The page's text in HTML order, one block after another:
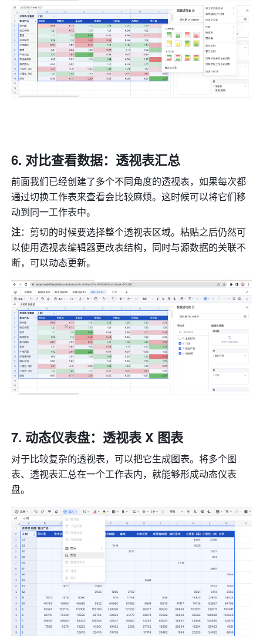
对比查看数据：透视表汇总
前面我们已经创建了多个不同角度的透视表，如果每次都
通过切换工作表来查看会比较麻烦。这时候可以将它们移
动到同一工作表中。
注：剪切的时候要选择整个透视表区域。粘贴之后仍然可
以使用透视表编辑器更改表结构，同时与源数据的关联不
断，可以动态更新。
动态仪表盘：透视表 X 图表
对于比较复杂的透视表，可以把它生成图表。将多个图
表、透视表汇总在一个工作表内，就能够形成动态仪表
盘。